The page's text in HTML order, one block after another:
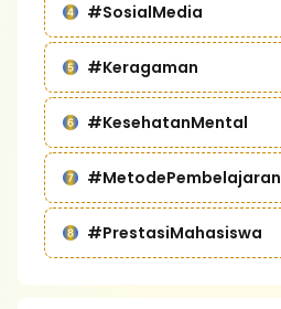
#SosialMedia
#Keragaman
#KesehatanMental
#MetodePembelajaran
#PrestasiMahasiswa